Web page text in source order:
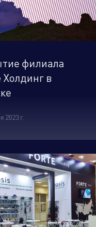
панельные радиаторы
для отопления и
2018
2017
филиала
в
2023 г.